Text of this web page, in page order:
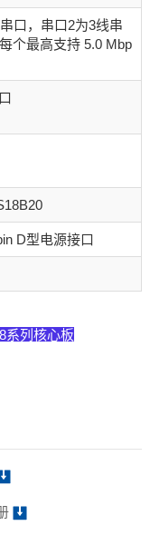
口，串口2为3线串
个最高支持 5.0 Mbp
D型电源接口
系列核心板